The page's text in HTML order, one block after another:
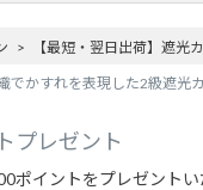
【最短・翌日出荷】遮光
でかすれを表現した2級遮
プレゼント
ポイントをプレゼントい